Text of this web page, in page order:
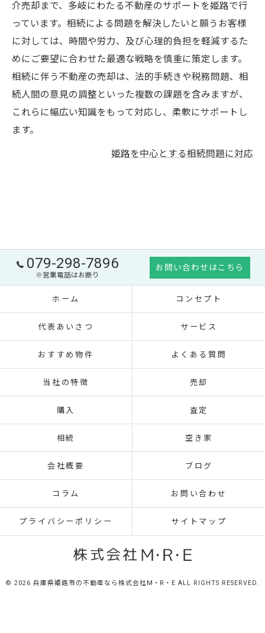
介売却まで、多岐にわたる不動産のサポートを姫路で行
っています。相続による問題を解決したいと願うお客様
に対しては、時間や労力、及び心理的負担を軽減するた
めにご要望に合わせた最適な戦略を慎重に策定します。
相続に伴う不動産の売却は、法的手続きや税務問題、相
続人間の意見の調整といった複数の課題を含みますが、
これらに幅広い知識をもって対応し、柔軟にサポートし
ます。
姫路を中心とする相続問題に対応
079-298-7896
※営業電話はお断り
お問い合わせはこちら
ホーム コンセプト
代表あいさつ サービス
おすすめ物件 よくある質問
当社の特徴 売却
購入 査定
相続 空き家
会社概要 ブログ
コラム お問い合わせ
プライバシーポリシー サイトマップ
© 2026 兵庫県姫路市の不動産なら株式会社M・R・E ALL RIGHTS RESERVED.